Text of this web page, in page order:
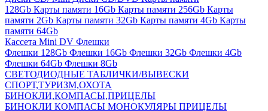
128Gb Карты памяти 16Gb Карты памяти 256Gb Карты
памяти 2Gb Карты памяти 32Gb Карты памяти 4Gb Карты
памяти 64Gb
Кассета Mini DV Флешки
Флешки 128Gb Флешки 16Gb Флешки 32Gb Флешки 4Gb
Флешки 64Gb Флешки 8Gb
СВЕТОДИОДНЫЕ ТАБЛИЧКИ/ВЫВЕСКИ
СПОРТ,ТУРИЗМ,ОХОТА
БИНОКЛИ,КОМПАСЫ,ПРИЦЕЛЫ
БИНОКЛИ КОМПАСЫ МОНОКУЛЯРЫ ПРИЦЕЛЫ